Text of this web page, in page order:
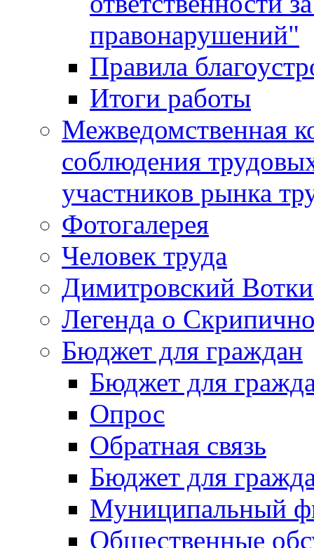
правонарушений"
Правила
Итоги работы
Межведомственная
соблюдения
участников рынка
Фотогалерея
Человек труда
Димитровский
Легенда о
Бюджет для граждан
Бюджет для
Опрос
Обратная связь
Бюджет для
Муниципальный
Общественные